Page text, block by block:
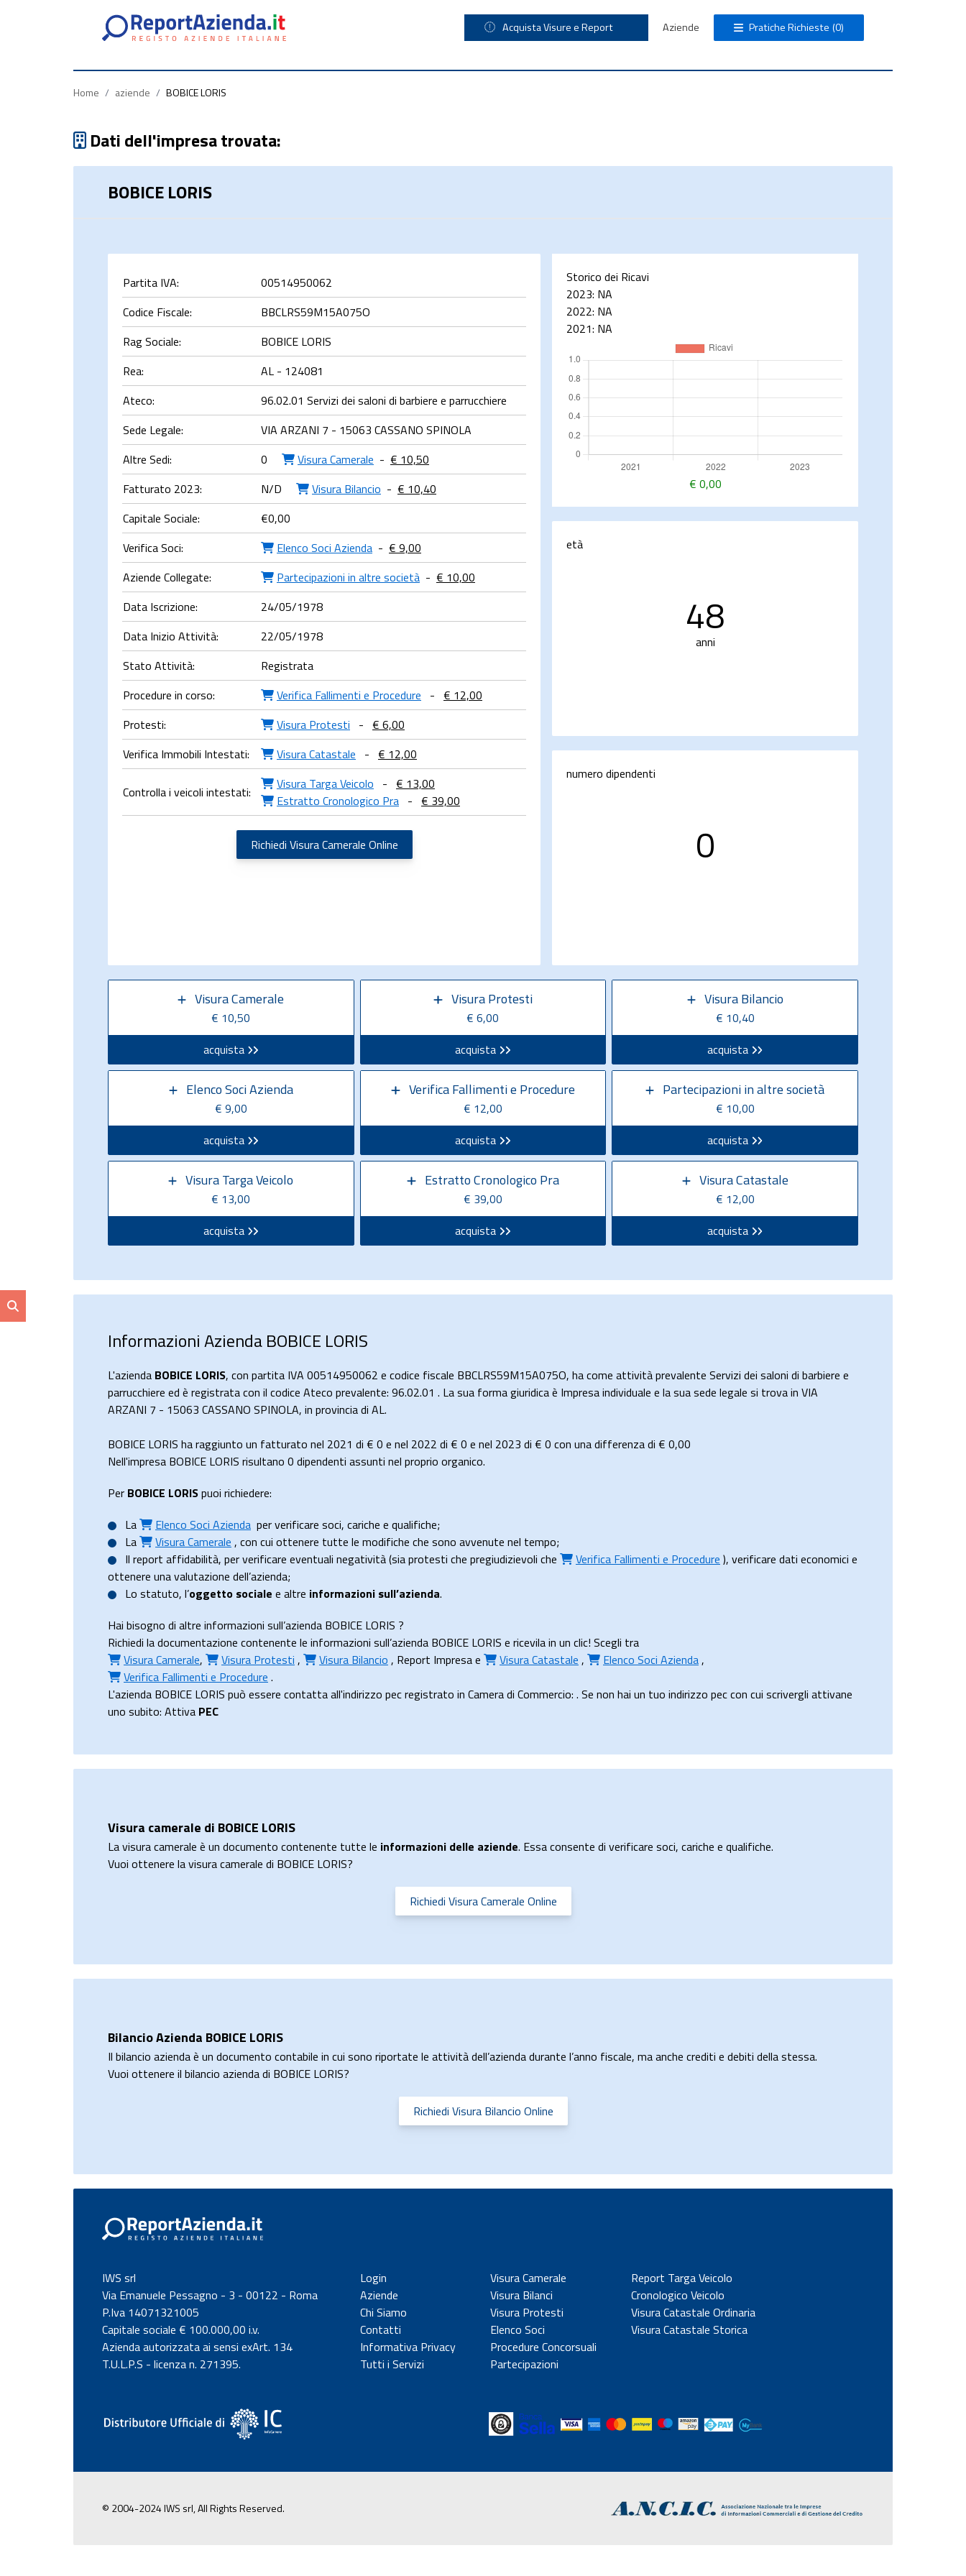
Acquista Visure e Report Aziende Pratiche Richieste (0)
Home / aziende / BOBICE LORIS
Dati dell'impresa trovata:
BOBICE LORIS
Partita IVA:
00514950062
Codice Fiscale:
BBCLRS59M15A075O
Rag Sociale:
BOBICE LORIS
Rea:
AL - 124081
Ateco:
96.02.01 Servizi dei saloni di barbiere e parrucchiere
Sede Legale:
VIA ARZANI 7 - 15063 CASSANO SPINOLA
Altre Sedi:
0 Visura Camerale - € 10,50
Fatturato 2023:
N/D Visura Bilancio - € 10,40
Capitale Sociale:
€0,00
Verifica Soci:
Elenco Soci Azienda - € 9,00
Aziende Collegate:
Partecipazioni in altre società - € 10,00
Data Iscrizione:
24/05/1978
Data Inizio Attività:
22/05/1978
Stato Attività:
Registrata
Procedure in corso:
Verifica Fallimenti e Procedure - € 12,00
Protesti:
Visura Protesti - € 6,00
Verifica Immobili Intestati:
Visura Catastale - € 12,00
Controlla i veicoli intestati: Visura Targa Veicolo - € 13,00
Estratto Cronologico Pra - € 39,00
Richiedi Visura Camerale Online
Storico dei Ricavi
2023: NA
2022: NA
2021: NA
€ 0,00
età
48
anni
numero dipendenti
0
Visura Camerale
€ 10,50
acquista
Visura Protesti
€ 6,00
acquista
Visura Bilancio
€ 10,40
acquista
Elenco Soci Azienda
€ 9,00
acquista
Verifica Fallimenti e Procedure
€ 12,00
acquista
Partecipazioni in altre società
€ 10,00
acquista
Visura Targa Veicolo
€ 13,00
acquista
Estratto Cronologico Pra
€ 39,00
acquista
Visura Catastale
€ 12,00
acquista
Informazioni Azienda BOBICE LORIS
L'azienda BOBICE LORIS, con partita IVA 00514950062 e codice fiscale BBCLRS59M15A075O, ha come attività prevalente Servizi dei saloni di barbiere e
parrucchiere ed è registrata con il codice Ateco prevalente: 96.02.01 . La sua forma giuridica è Impresa individuale e la sua sede legale si trova in VIA
ARZANI 7 - 15063 CASSANO SPINOLA, in provincia di AL.
BOBICE LORIS ha raggiunto un fatturato nel 2021 di € 0 e nel 2022 di € 0 e nel 2023 di € 0 con una differenza di € 0,00
Nell'impresa BOBICE LORIS risultano 0 dipendenti assunti nel proprio organico.
Per BOBICE LORISpuoi richiedere:
La
Elenco Soci Azienda per verificare soci, cariche e qualifiche;
La
Visura Camerale , con cui ottenere tutte le modifiche che sono avvenute nel tempo;
Il report affidabilità, per verificare eventuali negatività (sia protesti che pregiudizievoli che Verifica Fallimenti e Procedure ), verificare dati economici e
ottenere una valutazione dell’azienda;
Lo statuto, l’oggetto sociale e altre informazioni sull’azienda.
Hai bisogno di altre informazioni sull’azienda BOBICE LORIS ?
Richiedi la documentazione contenente le informazioni sull’azienda BOBICE LORIS e ricevila in un clic! Scegli tra
Visura Camerale, Visura Protesti , Visura Bilancio , Report Impresae Visura Catastale , Elenco Soci Azienda,
Verifica Fallimenti e Procedure .
L'azienda BOBICE LORIS può essere contatta all'indirizzo pec registrato in Camera di Commercio: . Se non hai un tuo indirizzo pec con cui scrivergli attivane
uno subito: Attiva PEC
Visura camerale di BOBICE LORIS
La visura camerale è un documento contenente tutte le informazioni delle aziende. Essa consente di verificare soci, cariche e qualifiche.
Vuoi ottenere la visura camerale di BOBICE LORIS?
Richiedi Visura Camerale Online
Bilancio Azienda BOBICE LORIS
Il bilancio azienda è un documento contabile in cui sono riportate le attività dell’azienda durante l’anno fiscale, ma anche crediti e debiti della stessa.
Vuoi ottenere il bilancio azienda di BOBICE LORIS?
Richiedi Visura Bilancio Online
IWS srl
Via Emanuele Pessagno - 3 - 00122 - Roma
P.Iva 14071321005
Capitale sociale € 100.000,00 i.v.
Azienda autorizzata ai sensi exArt. 134
T.U.L.P.S - licenza n. 271395.
Login
Aziende
Chi Siamo
Contatti
Informativa Privacy
Tutti i Servizi
Visura Camerale
Visura Bilanci
Visura Protesti
Elenco Soci
Procedure Concorsuali
Partecipazioni
Report Targa Veicolo
Cronologico Veicolo
Visura Catastale Ordinaria
Visura Catastale Storica
© 2004-2024 IWS srl, All Rights Reserved.